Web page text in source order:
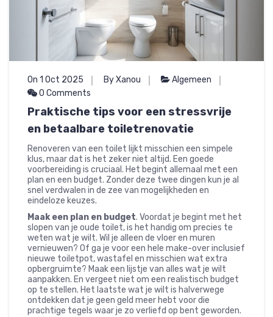
On 1 Oct 2025 By Xanou
Algemeen
0 Comments
Praktische tips voor een stressvrije
en betaalbare toiletrenovatie
Renoveren van een toilet lijkt misschien een simpele
klus, maar dat is het zeker niet altijd. Een goede
voorbereiding is cruciaal. Het begint allemaal met een
plan en een budget. Zonder deze twee dingen kun je al
snel verdwalen in de zee van mogelijkheden en
eindeloze keuzes.
Maak een plan en budget. Voordat je begint met het
slopen van je oude toilet, is het handig om precies te
weten wat je wilt. Wil je alleen de vloer en muren
vernieuwen? Of ga je voor een hele make-over inclusief
nieuwe toiletpot, wastafel en misschien wat extra
opbergruimte? Maak een lijstje van alles wat je wilt
aanpakken. En vergeet niet om een realistisch budget
op te stellen. Het laatste wat je wilt is halverwege
ontdekken dat je geen geld meer hebt voor die
prachtige tegels waar je zo verliefd op bent geworden.